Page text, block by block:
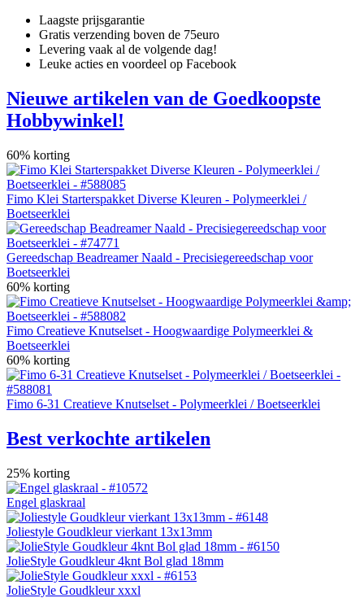
Laagste prijsgarantie
Gratis verzending boven de 75euro
Levering vaak al de volgende dag!
Leuke acties en voordeel op Facebook
Nieuwe artikelen van de Goedkoopste
Hobbywinkel!
60% korting
Fimo Klei Starterspakket Diverse Kleuren - Polymeerklei /
Boetseerklei
Gereedschap Beadreamer Naald - Precisiegereedschap voor
Boetseerklei
60% korting
Fimo Creatieve Knutselset - Hoogwaardige Polymeerklei &
Boetseerklei
60% korting
Fimo 6-31 Creatieve Knutselset - Polymeerklei / Boetseerklei
Best verkochte artikelen
25% korting
Engel glaskraal
Joliestyle Goudkleur vierkant 13x13mm
JolieStyle Goudkleur 4knt Bol glad 18mm
JolieStyle Goudkleur xxxl